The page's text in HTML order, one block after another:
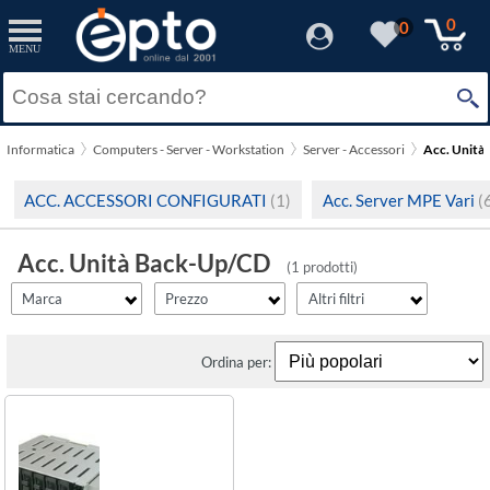
MENU
0 0
Informatica Computers - Server - Workstation Server - Accessori Acc. Unità
ACC. ACCESSORI CONFIGURATI (1) Acc. Server MPE Vari
Acc. Unità Back-Up/CD
(1 prodotti)
Marca
filter_id Resetta
Prezzo
filter_fprezzo
Prezzo minimo
Resetta
Altri filtri
filter_adds
Solo Promozioni
Visualizza solo le Novità
Resetta
Ordina per: